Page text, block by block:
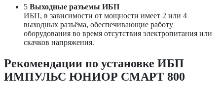
5 Выходные разъемы ИБП
ИБП, в зависимости от мощности имеет 2 или 4
выходных разъёма, обеспечивающие работу
оборудования во время отсутствия электропитания или
скачков напряжения.
Рекомендации по установке ИБП
ИМПУЛЬС ЮНИОР СМАРТ 800